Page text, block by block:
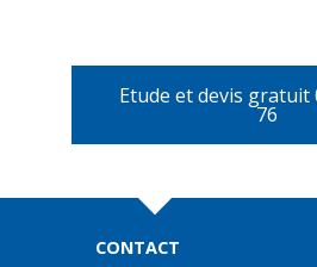
Etude et devis gratuit
76
CONTACT